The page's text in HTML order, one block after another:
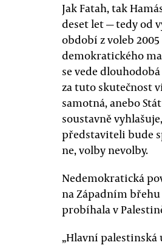
Jak Fatah, tak
deset let — tedy od
období z voleb 2005
demokratického
se vede
za tuto skutečnost
samotná, anebo
soustavně
představiteli bude
ne, volby nevolby.
Nedemokratická
na Západním
probíhala v
„Hlavní